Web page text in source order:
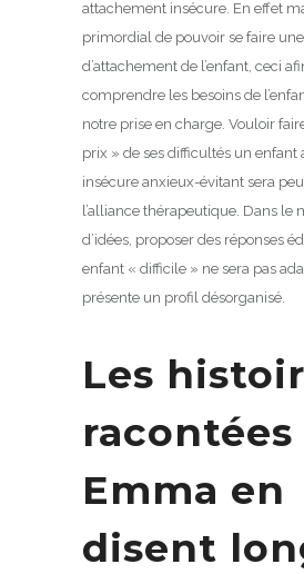
attachement insécure. En effet
primordial de pouvoir se faire
d’attachement de l’enfant, ceci
comprendre les besoins de
notre prise en charge. Vouloir
prix » de ses difficultés un enfant
insécure anxieux-évitant sera
l’alliance thérapeutique. Dans le
d’idées, proposer des réponses
enfant « difficile » ne sera pas
présente un profil désorganisé.
Les
racontées
Emma en
disent